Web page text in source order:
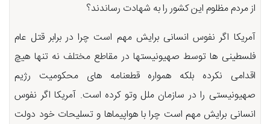
از مردم مظلوم این کشور را به شهادت رساندند؟
آمریكا اگر نفوس انسانى برایش مهم است چرا در برابر قتل عام
فلسطینى ها توسط صهیونیستها در مقاطع مختلف نه تنها هیچ
اقدامى نكرده بلكه همواره قطعنامه هاى محكومیت رژیم
صهیونیستى را در سازمان ملل وتو كرده است. آمریكا اگر نفوس
انسانى برایش مهم است چرا با هواپیماها و تسلیحات خود دولت